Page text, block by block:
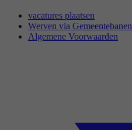
vacatures plaatsen
Werven via Gemeentebanen
Algemene Voorwaarden